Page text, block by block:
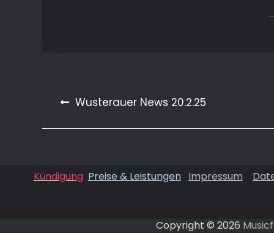
Beitragsnavigation
Wusterauer News 20.2.25
Kündigung Preise & Leistungen Impressum
Copyright © 2026